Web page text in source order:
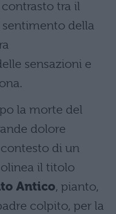
tra il
della
sensazioni e
la morte del
dolore
di un
il titolo
Antico, pianto,
colpito, per la